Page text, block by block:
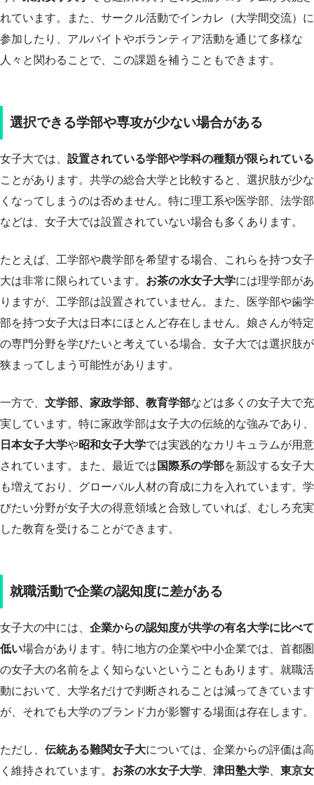
れています。また、サークル活動でインカレ（大学間交流）に
参加したり、アルバイトやボランティア活動を通じて多様な
人々と関わることで、この課題を補うこともできます。
選択できる学部や専攻が少ない場合がある
女子大では、 設置されている学部や学科の種類が限られている
ことがあります。共学の総合大学と比較すると、選択肢が少な
くなってしまうのは否めません。特に理工系や医学部、法学部
などは、女子大では設置されていない場合も多くあります。
たとえば、工学部や農学部を希望する場合、これらを持つ女子
大は非常に限られています。 お茶の水女子大学には理学部があ
りますが、工学部は設置されていません。また、医学部や歯学
部を持つ女子大は日本にほとんど存在しません。娘さんが特定
の専門分野を学びたいと考えている場合、女子大では選択肢が
狭まってしまう可能性があります。
一方で、 文学部、家政学部、教育学部などは多くの女子大で充
実しています。特に家政学部は女子大の伝統的な強みであり、
日本女子大学や昭和女子大学では実践的なカリキュラムが用意
されています。また、最近では 国際系の学部を新設する女子大
も増えており、グローバル人材の育成に力を入れています。学
びたい分野が女子大の得意領域と合致していれば、むしろ充実
した教育を受けることができます。
就職活動で企業の認知度に差がある
女子大の中には、 企業からの認知度が共学の有名大学に比べて
低い場合があります。特に地方の企業や中小企業では、首都圏
の女子大の名前をよく知らないということもあります。就職活
動において、大学名だけで判断されることは減ってきています
が、それでも大学のブランド力が影響する場面は存在します。
ただし、 伝統ある難関女子大については、企業からの評価は高
く維持されています。 お茶の水女子大学、 津田塾大学、 東京女